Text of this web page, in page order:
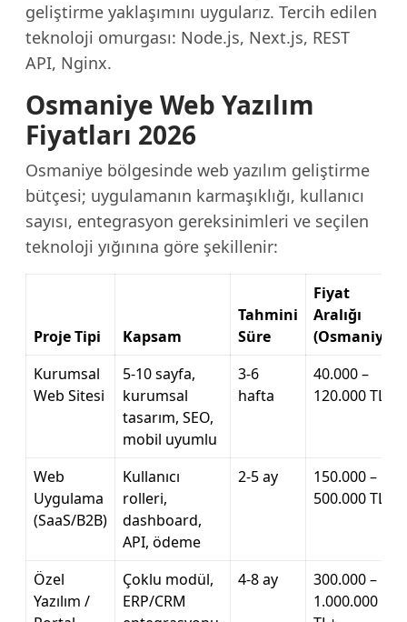
geliştirme yaklaşımını uygularız. Tercih edilen
teknoloji omurgası: Node.js, Next.js, REST
API, Nginx.
Osmaniye Web Yazılım
Fiyatları 2026
Osmaniye bölgesinde web yazılım geliştirme
bütçesi; uygulamanın karmaşıklığı, kullanıcı
sayısı, entegrasyon gereksinimleri ve seçilen
teknoloji yığınına göre şekillenir:
Proje Tipi Kapsam
Tahmini
Süre
Fiyat
Aralığı
(Osmaniye)
Kurumsal
Web Sitesi
5-10 sayfa,
kurumsal
tasarım, SEO,
mobil uyumlu
3-6
hafta
40.000 –
120.000 TL
Web
Uygulama
(SaaS/B2B)
Kullanıcı
rolleri,
dashboard,
API, ödeme
2-5 ay
150.000 –
500.000 TL
Özel
Yazılım /
Çoklu modül,
ERP/CRM
4-8 ay
300.000 –
1.000.000